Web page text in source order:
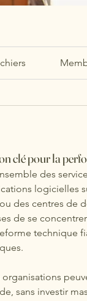
clé pour la
des
logicielles
des centres de
de se
technique
sans investir